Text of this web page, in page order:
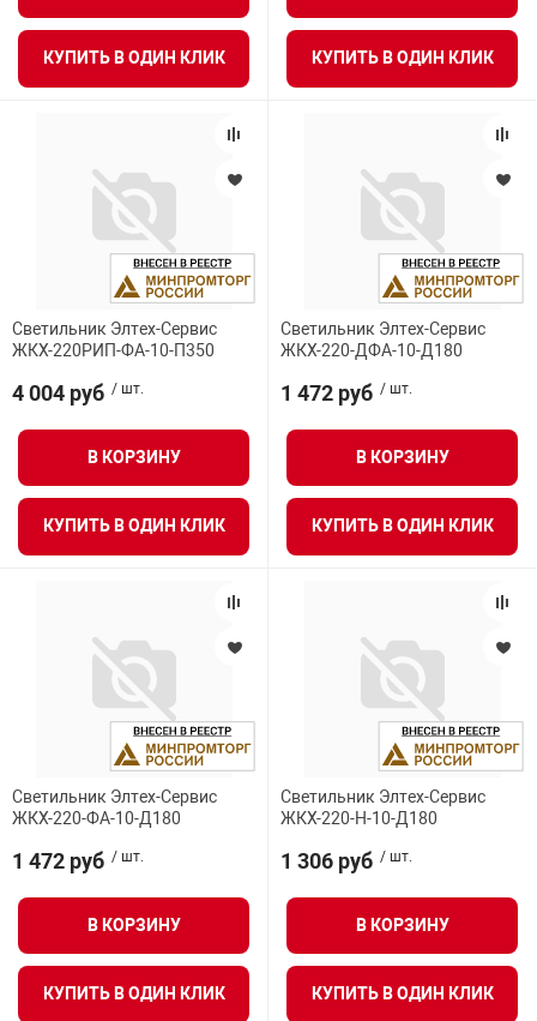
КУПИТЬ В ОДИН КЛИК КУПИТЬ В ОДИН КЛИК
Светильник Элтех-Сервис
ЖКХ-220РИП-ФА-10-П350
4 004 руб / шт.
В КОРЗИНУ
КУПИТЬ В ОДИН КЛИК
Светильник Элтех-Сервис
ЖКХ-220-ДФА-10-Д180
1 472 руб / шт.
В КОРЗИНУ
КУПИТЬ В ОДИН КЛИК
Светильник Элтех-Сервис
ЖКХ-220-ФА-10-Д180
1 472 руб / шт.
В КОРЗИНУ
КУПИТЬ В ОДИН КЛИК
Светильник Элтех-Сервис
ЖКХ-220-Н-10-Д180
1 306 руб / шт.
В КОРЗИНУ
КУПИТЬ В ОДИН КЛИК